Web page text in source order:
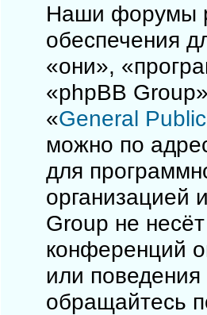
Наши форумы
обеспечения
«они»,
«phpBB
«General
можно по
для
организацией
Group не
конференций
или
обращайтесь